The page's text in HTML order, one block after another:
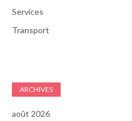
Services
Transport
ARCHIVES
août 2026